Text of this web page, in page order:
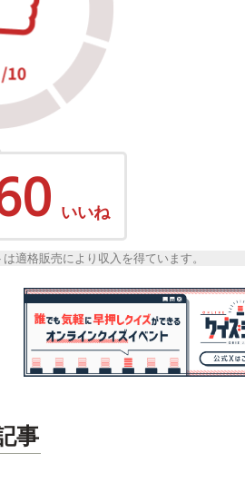
いいね
適格販売により収入を得ています。
事